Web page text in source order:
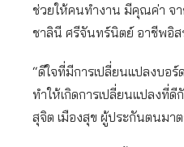
ช่วยให้คนทำงาน มีคุณค่า จา
ชาลินี ศรีจันทร์นิตย์ อาชีพอิส
“ดีใจที่มีการเปลี่ยนแปลงบอ
ทำให้เกิดการเปลี่ยนแปลงที่ดี
สุจิต เมืองสุข ผู้ประกันตนมา